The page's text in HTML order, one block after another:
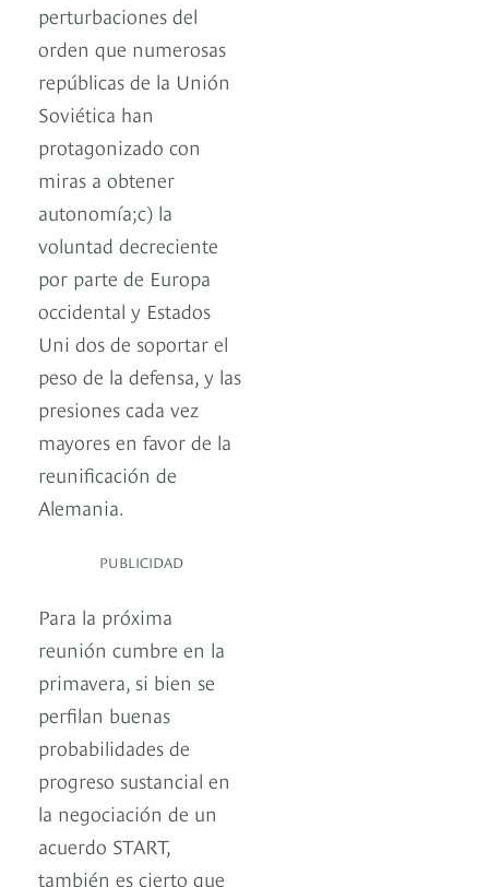
perturbaciones del
orden que numerosas
repúblicas de la Unión
Soviética han
protagonizado con
miras a obtener
autonomía;c) la
voluntad decreciente
por parte de Europa
occidental y Estados
Uni dos de soportar el
peso de la defensa, y las
presiones cada vez
mayores en favor de la
reunificación de
Alemania.
PUBLICIDAD
Para la próxima
reunión cumbre en la
primavera, si bien se
perfilan buenas
probabilidades de
progreso sustancial en
la negociación de un
acuerdo START,
también es cierto que